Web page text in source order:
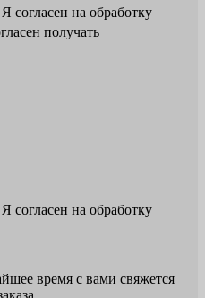
Я согласен на обработку
получать
Я согласен на обработку
время с вами свяжется